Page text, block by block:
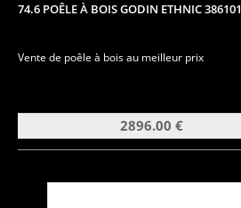
74.6 POÊLE À BOIS GODIN ETHNIC 386101
Vente de poêle à bois au meilleur prix
2896.00 €